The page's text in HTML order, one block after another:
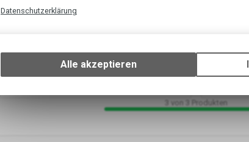
Activejacke, tinte
100 % Polyester
100 %
Produkten
Datenschutzerklärung
Ihrem Gerät, um die grundlegenden
Verwendung des Warenkorbs, zu ermöglichen.
zulassen.
Alle akzeptieren